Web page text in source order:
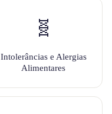
🧬
Intolerâncias e Alergias
Alimentares